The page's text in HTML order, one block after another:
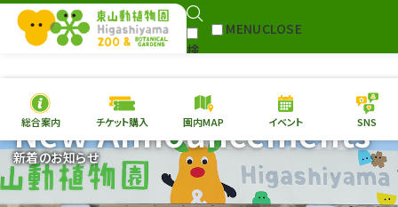
検
MENUCLOSE
本日の開園情報 チケ
園内MAP イベント
総合案内 チケット購入 園内MAP イベント SNS
新着のお知らせ
New Announcements